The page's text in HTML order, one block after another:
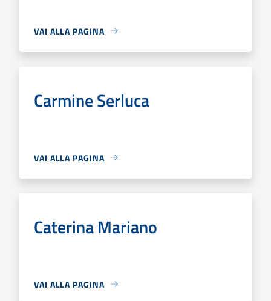
VAI ALLA PAGINA
Carmine Serluca
VAI ALLA PAGINA
Caterina Mariano
VAI ALLA PAGINA